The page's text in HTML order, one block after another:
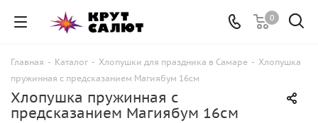
0
Главная - Каталог - Хлопушки для праздника в Самаре - Хлопушка
пружинная с предсказанием Магиябум 16см
Хлопушка пружинная с
предсказанием Магиябум 16см